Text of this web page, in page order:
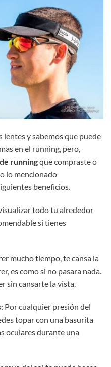
lentes y sabemos que puede
en el running, pero,
runningque compraste o
lo mencionado
beneficios.
todo tu alrededor
si tienes
mucho tiempo, te cansa la
es como si no pasara nada.
sin cansarte la vista.
: Por cualquier presión del
topar con una basurita
oculares durante una